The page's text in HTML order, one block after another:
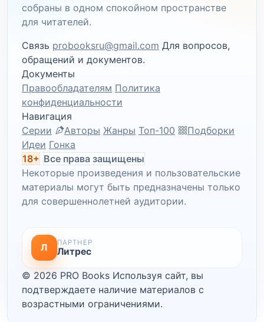
собраны в одном спокойном пространстве
для читателей.
Связь probooksru@gmail.com Для вопросов,
обращений и документов.
Документы
Правообладателям Политика
конфиденциальности
Навигация
Серии
Авторы Жанры Топ-100
Подборки
Идеи Гонка
18+ Все права защищены
Некоторые произведения и пользовательские
материалы могут быть предназначены только
для совершеннолетней аудитории.
Л ПАРТНЕР
Литрес
© 2026 PRO Books Используя сайт, вы
подтверждаете наличие материалов с
возрастными ограничениями.